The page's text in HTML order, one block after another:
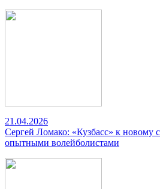
21.04.2026
Сергей Ломако: «Кузбасс» к новому
опытными волейболистами